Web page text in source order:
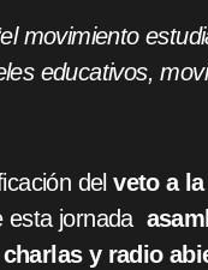
movimiento
educativos,
delveto a
esta jornada
y radio